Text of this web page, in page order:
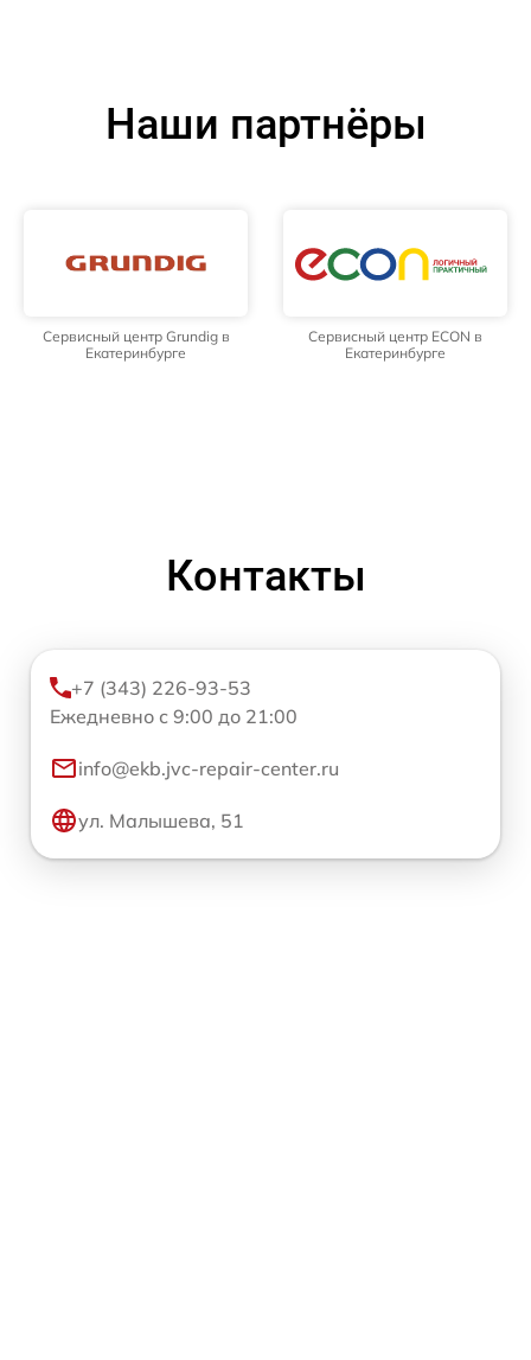
Наши партнёры
Сервисный центр Grundig в
Екатеринбурге
Сервисный центр ECON в
Екатеринбурге
Контакты
+7 (343) 226-93-53
Ежедневно с 9:00 до 21:00
info@ekb.jvc-repair-center.ru
ул. Малышева, 51